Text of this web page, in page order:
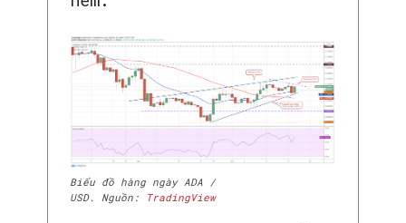
Biểu đồ hàng ngày ADA /
USD. Nguồn:
TradingView